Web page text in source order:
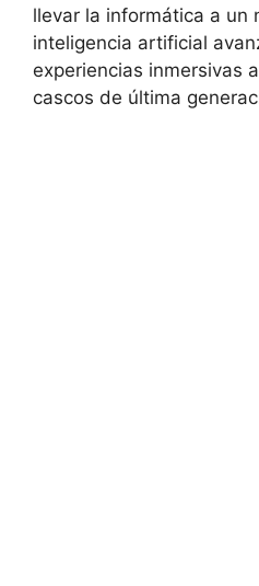
llevar la informática a un
inteligencia artificial
experiencias inmersivas
cascos de última